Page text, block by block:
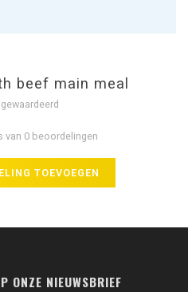
beef main meal
van 0 beoordelingen
TOEVOEGEN
ONZE NIEUWSBRIEF